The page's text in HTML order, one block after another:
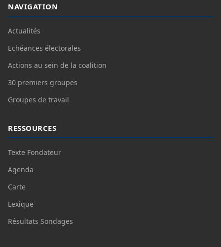
NAVIGATION
Actualités
Echéances électorales
Actions au sein de la coalition
30 premiers groupes
Groupes de travail
RESSOURCES
Texte Fondateur
Agenda
Carte
Lexique
Résultats Sondages